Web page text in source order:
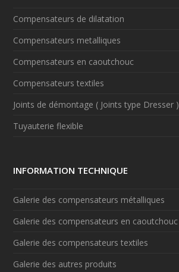
Compensateurs de dilatation
Compensateurs metalliques
Compensateurs en caoutchouc
Compensateurs textiles
Joints de démontage ( Joints type Dresser )
Tuyauterie flexible
INFORMATION TECHNIQUE
Galerie des compensateurs métalliques
Galerie des compensateurs en caoutchouc
Galerie des compensateurs textiles
Galerie des autres produits